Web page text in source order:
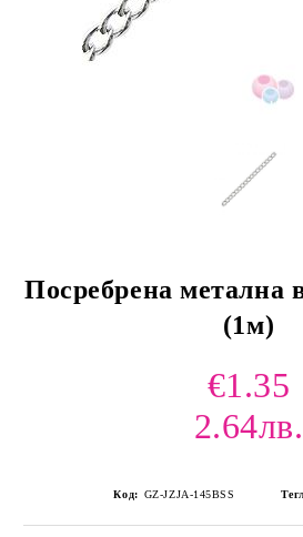
Посребрена метална
(1м)
€1.35
2.64лв.
Код: GZ-JZJA-145BSS